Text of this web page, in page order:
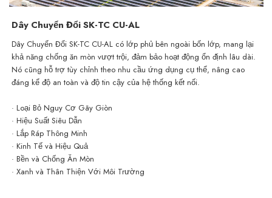
Dây Chuyển Đổi SK-TC CU-AL
Dây Chuyển Đổi SK-TC CU-AL có lớp phủ bên ngoài bốn lớp, mang lại
khả năng chống ăn mòn vượt trội, đảm bảo hoạt động ổn định lâu dài.
Nó cũng hỗ trợ tùy chỉnh theo nhu cầu ứng dụng cụ thể, nâng cao
đáng kể độ an toàn và độ tin cậy của hệ thống kết nối.
· Loại Bỏ Nguy Cơ Gãy Giòn
· Hiệu Suất Siêu Dẫn
· Lắp Ráp Thông Minh
· Kinh Tế và Hiệu Quả
· Bền và Chống Ăn Mòn
· Xanh và Thân Thiện Với Môi Trường